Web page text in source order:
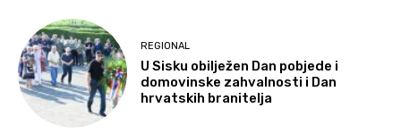
REGIONAL
U Sisku obilježen Dan pobjede i
domovinske zahvalnosti i Dan
hrvatskih branitelja